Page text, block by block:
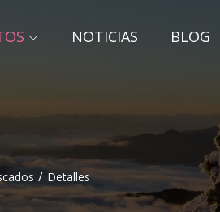
NOTICIAS BLOG
/ Detalles